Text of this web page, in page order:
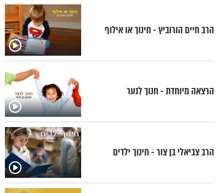
הרב חיים הורוביץ - חינוך או אילוף
הרצאה מיוחדת - חנוך לנער
הרב צביאלי בן צור - חינוך ילדים